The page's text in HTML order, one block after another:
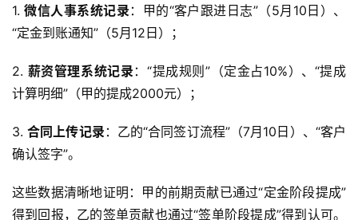
1. 微信人事系统记录 ：甲的“客户跟进日志”（5月10日）、
“定金到账通知”（5月12日）；
2. 薪资管理系统记录 ：“提成规则”（定金占10%）、“提成
计算明细”（甲的提成2000元）；
3. 合同上传记录 ：乙的“合同签订流程”（7月10日）、“客户
确认签字”。
这些数据清晰地证明：甲的前期贡献已通过“定金阶段提成”
得到回报，乙的签单贡献也通过“签单阶段提成”得到认可。